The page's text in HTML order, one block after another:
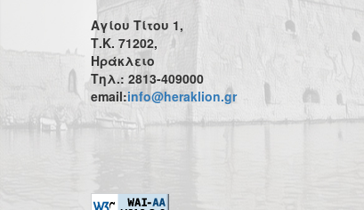
Αγίου Τίτου 1,
Τ.Κ. 71202,
Ηράκλειο
Τηλ.: 2813-409000
email:info@heraklion.gr